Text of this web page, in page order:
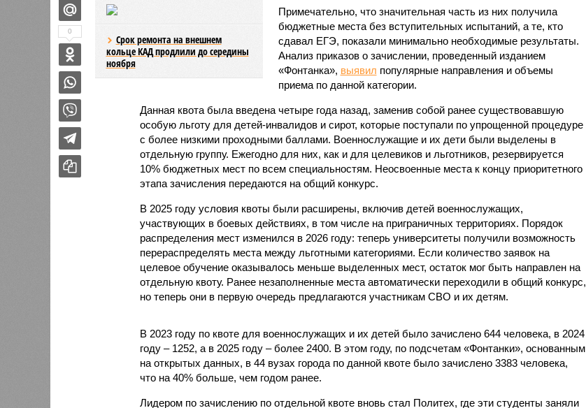
Срок ремонта на внешнем
кольце КАД продлили до середины
ноября
Примечательно, что значительная часть из них получила
бюджетные места без вступительных испытаний, а те, кто
сдавал ЕГЭ, показали минимально необходимые результаты.
Анализ приказов о зачислении, проведенный изданием
«Фонтанка», выявил популярные направления и объемы
приема по данной категории.
Данная квота была введена четыре года назад, заменив собой ранее существовавшую
особую льготу для детей-инвалидов и сирот, которые поступали по упрощенной процедуре
с более низкими проходными баллами. Военнослужащие и их дети были выделены в
отдельную группу. Ежегодно для них, как и для целевиков и льготников, резервируется
10% бюджетных мест по всем специальностям. Неосвоенные места к концу приоритетного
этапа зачисления передаются на общий конкурс.
В 2025 году условия квоты были расширены, включив детей военнослужащих,
участвующих в боевых действиях, в том числе на приграничных территориях. Порядок
распределения мест изменился в 2026 году: теперь университеты получили возможность
перераспределять места между льготными категориями. Если количество заявок на
целевое обучение оказывалось меньше выделенных мест, остаток мог быть направлен на
отдельную квоту. Ранее незаполненные места автоматически переходили в общий конкурс,
но теперь они в первую очередь предлагаются участникам СВО и их детям.
В 2023 году по квоте для военнослужащих и их детей было зачислено 644 человека, в 2024
году – 1252, а в 2025 году – более 2400. В этом году, по подсчетам «Фонтанки», основанным
на открытых данных, в 44 вузах города по данной квоте было зачислено 3383 человека,
что на 40% больше, чем годом ранее.
Лидером по зачислению по отдельной квоте вновь стал Политех, где эти студенты заняли
0